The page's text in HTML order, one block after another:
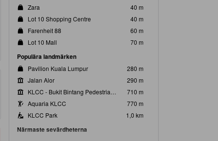
Zara
40 m
Lot 10 Shopping Centre
40 m
Farenheit 88
60 m
Lot 10 Mall
70 m
Populära landmärken
Pavilion Kuala Lumpur
280 m
Jalan Alor
290 m
KLCC - Bukit Bintang Pedestrian Walkway
710 m
Aquaria KLCC
770 m
KLCC Park
1,0 km
Närmaste sevärdheterna